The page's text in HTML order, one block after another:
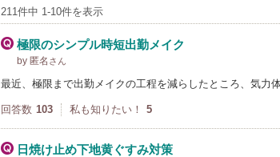
211件中 1-10件を表示
極限のシンプル時短出勤メイク
by 匿名 さん
最近、極限まで出勤メイクの工程を減らしたところ、気力
回答数 103 私も知りたい！ 5
日焼け止め下地黄ぐすみ対策